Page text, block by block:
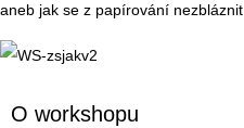
aneb jak se z papírování nezbláznit
O workshopu